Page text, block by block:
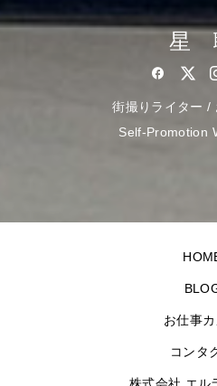
星
街撮りライター /
Self-Promotion
お仕事
コンタ